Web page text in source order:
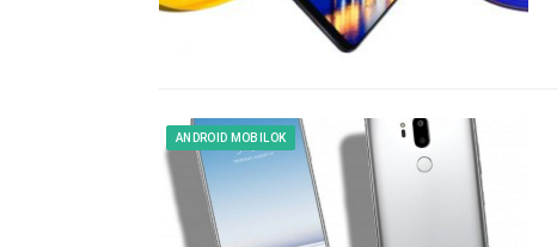
ANDROID MOBILOK